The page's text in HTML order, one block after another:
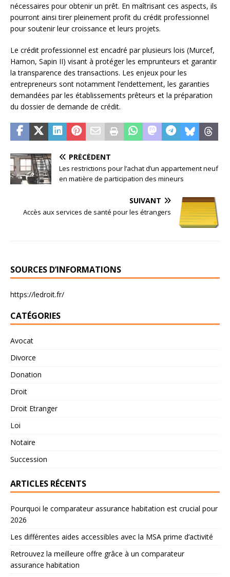
nécessaires pour obtenir un prêt. En maîtrisant ces aspects, ils
pourront ainsi tirer pleinement profit du crédit professionnel
pour soutenir leur croissance et leurs projets.
Le crédit professionnel est encadré par plusieurs lois (Murcef,
Hamon, Sapin II) visant à protéger les emprunteurs et garantir
la transparence des transactions. Les enjeux pour les
entrepreneurs sont notamment l’endettement, les garanties
demandées par les établissements prêteurs et la préparation
du dossier de demande de crédit.
PRÉCÉDENT
Les restrictions pour l’achat d’un appartement neuf
en matière de participation des mineurs
SUIVANT
Accès aux services de santé pour les étrangers
SOURCES D’INFORMATIONS
https://ledroit.fr/
CATÉGORIES
Avocat
Divorce
Donation
Droit
Droit Etranger
Loi
Notaire
Succession
ARTICLES RÉCENTS
Pourquoi le comparateur assurance habitation est crucial pour
2026
Les différentes aides accessibles avec la MSA prime d’activité
Retrouvez la meilleure offre grâce à un comparateur
assurance habitation